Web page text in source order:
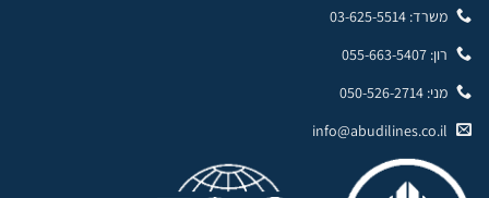
משרד: 03-625-5514
רון: 055-663-5407
מני: 050-526-2714
info@abudilines.co.il